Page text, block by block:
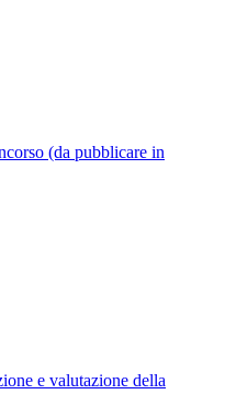
(da pubblicare in
e valutazione della